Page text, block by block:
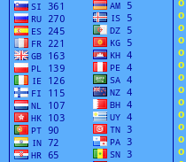
o
o
o
o
o
o
o
o
o
o
o
o